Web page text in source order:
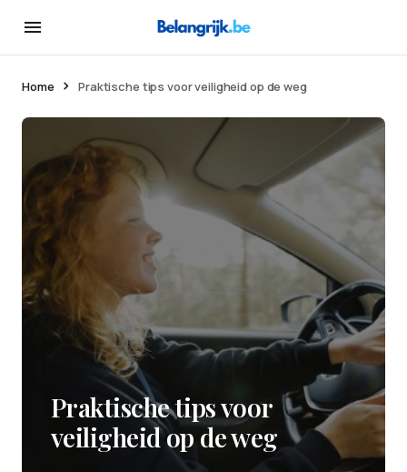
Home Praktische tips voor veiligheid op de weg
Praktische tips voor
veiligheid op de weg